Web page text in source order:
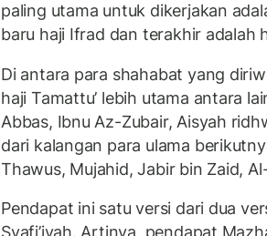
paling utama untuk dikerjakan
baru haji Ifrad dan terakhir adalah
Di antara para shahabat yang
haji Tamattu’ lebih utama antara
Abbas, Ibnu Az-Zubair, Aisyah
dari kalangan para ulama
Thawus, Mujahid, Jabir bin Zaid,
Pendapat ini satu versi dari dua
Syafi’iyah. Artinya, pendapat